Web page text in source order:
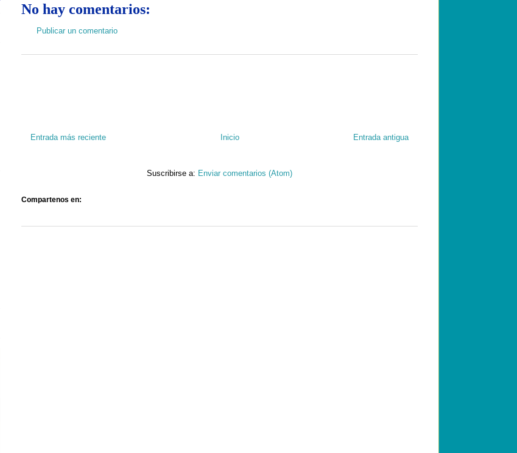
No hay comentarios:
Publicar un comentario
Entrada más reciente Entrada antigua
Inicio
Suscribirse a: Enviar comentarios (Atom)
Compartenos en: